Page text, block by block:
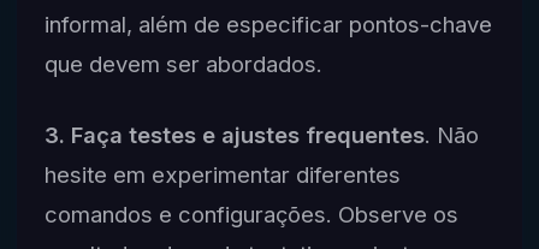
informal, além de especificar pontos-chave
que devem ser abordados.
3. Faça testes e ajustes frequentes. Não
hesite em experimentar diferentes
comandos e configurações. Observe os